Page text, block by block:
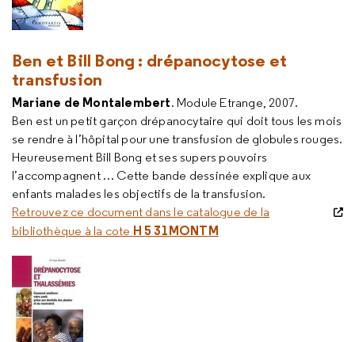
Ben et Bill Bong : drépanocytose et
transfusion
Mariane de Montalembert. Module Etrange, 2007.
Ben est un petit garçon drépanocytaire qui doit tous les mois
se rendre à l’hôpital pour une transfusion de globules rouges.
Heureusement Bill Bong et ses supers pouvoirs
l’accompagnent … Cette bande dessinée explique aux
enfants malades les objectifs de la transfusion.
Retrouvez ce document dans le catalogue de la
bibliothèque à la cote H 5 31MONTM